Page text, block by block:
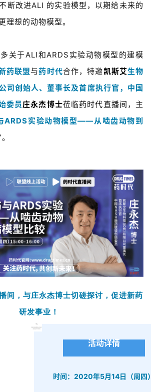
断改进ALI 的实验模型，以期给未来的
理想的动物模型。
关于ALI和ARDS实验动物模型的建模
药联盟与药时代合作，特邀凯斯艾生物
司创始人、董事长及首席执行官，中国
委员庄永杰博士莅临药时代直播间 ，主
ARDS实验动物模型——从啮齿动物到
间，与庄永杰博士切磋探讨，促进新药
研发事业 ！
活动详情
时间：2020年5月14日（周四